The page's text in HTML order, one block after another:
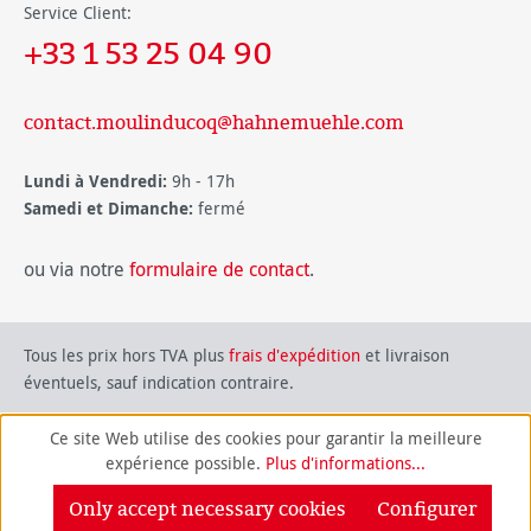
Service Client:
+33 1 53 25 04 90
contact.moulinducoq@hahnemuehle.com
Lundi à Vendredi: 9h - 17h
Samedi et Dimanche: fermé
ou via notre formulaire de contact.
Tous les prix hors TVA plus frais d'expédition et livraison
éventuels, sauf indication contraire.
Ce site Web utilise des cookies pour garantir la meilleure
expérience possible. Plus d'informations...
Only accept necessary cookies Configurer